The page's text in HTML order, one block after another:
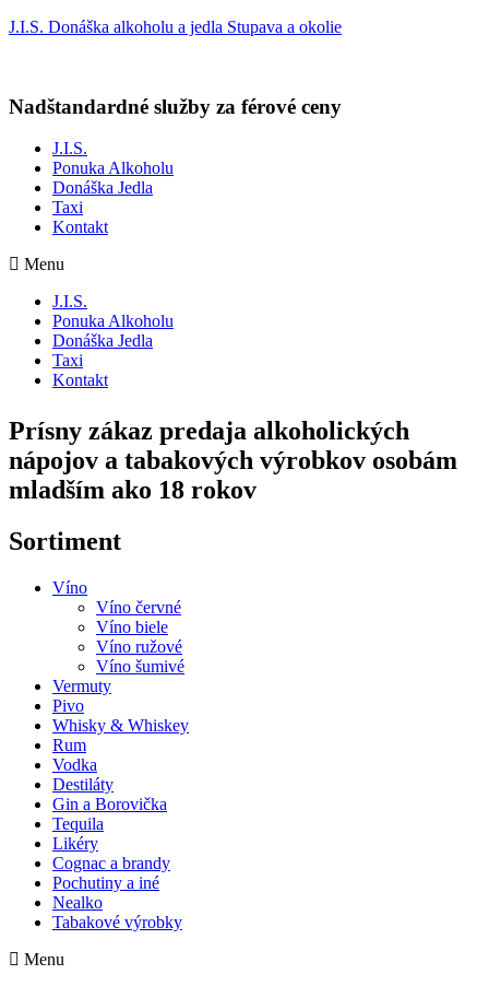
J.I.S. Donáška alkoholu a jedla Stupava a okolie
Nadštandardné služby za férové ceny
J.I.S.
Ponuka Alkoholu
Donáška Jedla
Taxi
Kontakt
Menu
J.I.S.
Ponuka Alkoholu
Donáška Jedla
Taxi
Kontakt
Prísny zákaz predaja alkoholických
nápojov a tabakových výrobkov osobám
mladším ako 18 rokov
Sortiment
Víno
Víno červné
Víno biele
Víno ružové
Víno šumivé
Vermuty
Pivo
Whisky & Whiskey
Rum
Vodka
Destiláty
Gin a Borovička
Tequila
Likéry
Cognac a brandy
Pochutiny a iné
Nealko
Tabakové výrobky
Menu